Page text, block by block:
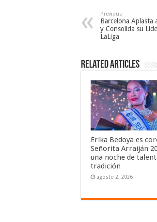
Previous
Barcelona Aplasta
y Consolida su
LaLiga
Related Articles
Erika Bedoya es
Señorita Arraiján
una noche de
tradición
agosto 2, 2026